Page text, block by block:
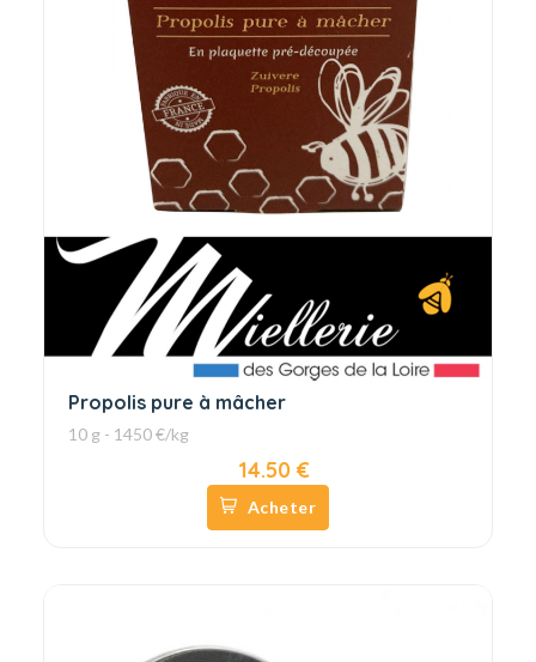
Propolis pure à mâcher
10 g - 1450 €/kg
14.50 €
Acheter